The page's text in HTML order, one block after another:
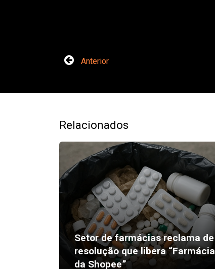
Anterior
Relacionados
Setor de farmácias reclama de
resolução que libera “Farmácia
da Shopee”